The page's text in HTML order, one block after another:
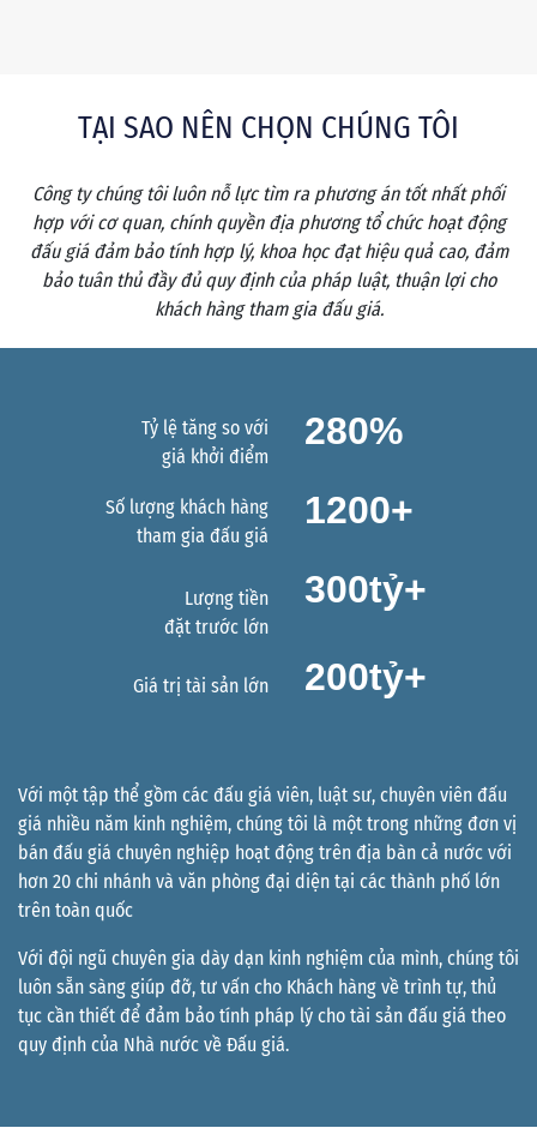
TẠI SAO NÊN CHỌN CHÚNG TÔI
Công ty chúng tôi luôn nỗ lực tìm ra phương án tốt nhất phối
hợp với cơ quan, chính quyền địa phương tổ chức hoạt động
đấu giá đảm bảo tính hợp lý, khoa học đạt hiệu quả cao, đảm
bảo tuân thủ đầy đủ quy định của pháp luật, thuận lợi cho
khách hàng tham gia đấu giá.
Tỷ lệ tăng so với
giá khởi điểm
280%
Số lượng khách hàng
tham gia đấu giá
1200+
Lượng tiền
đặt trước lớn
300tỷ+
Giá trị tài sản lớn 200tỷ+
Với một tập thể gồm các đấu giá viên, luật sư, chuyên viên đấu
giá nhiều năm kinh nghiệm, chúng tôi là một trong những đơn vị
bán đấu giá chuyên nghiệp hoạt động trên địa bàn cả nước với
hơn 20 chi nhánh và văn phòng đại diện tại các thành phố lớn
trên toàn quốc
Với đội ngũ chuyên gia dày dạn kinh nghiệm của mình, chúng tôi
luôn sẵn sàng giúp đỡ, tư vấn cho Khách hàng về trình tự, thủ
tục cần thiết để đảm bảo tính pháp lý cho tài sản đấu giá theo
quy định của Nhà nước về Đấu giá.